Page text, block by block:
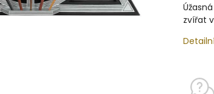
zvířat